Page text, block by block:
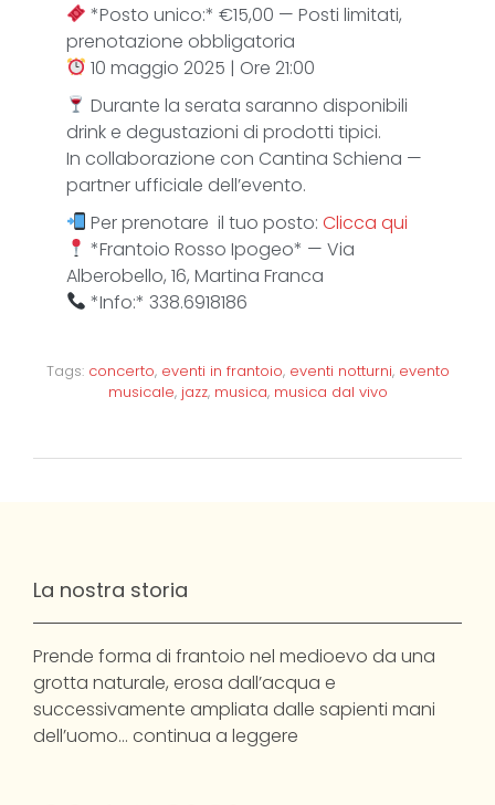
*Posto unico:* €15,00 — Posti limitati,
prenotazione obbligatoria
10 maggio 2025 | Ore 21:00
Durante la serata saranno disponibili
drink e degustazioni di prodotti tipici.
In collaborazione con Cantina Schiena —
partner ufficiale dell’evento.
Per prenotare il tuo posto:Clicca qui
*Frantoio Rosso Ipogeo* — Via
Alberobello, 16, Martina Franca
*Info:* 338.6918186
Tags: concerto, eventi in frantoio, eventi notturni, evento
musicale, jazz, musica, musica dal vivo
La nostra storia
Prende forma di frantoio nel medioevo da una
grotta naturale, erosa dall’acqua e
successivamente ampliata dalle sapienti mani
dell’uomo… continua a leggere